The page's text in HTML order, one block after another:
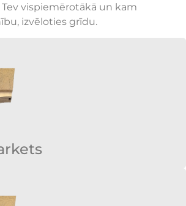
vispiemērotākā un kam
izvēloties grīdu.